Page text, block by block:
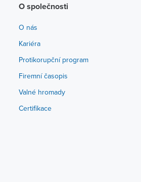
O společnosti
O nás
Kariéra
Protikorupční program
Firemní časopis
Valné hromady
Certifikace